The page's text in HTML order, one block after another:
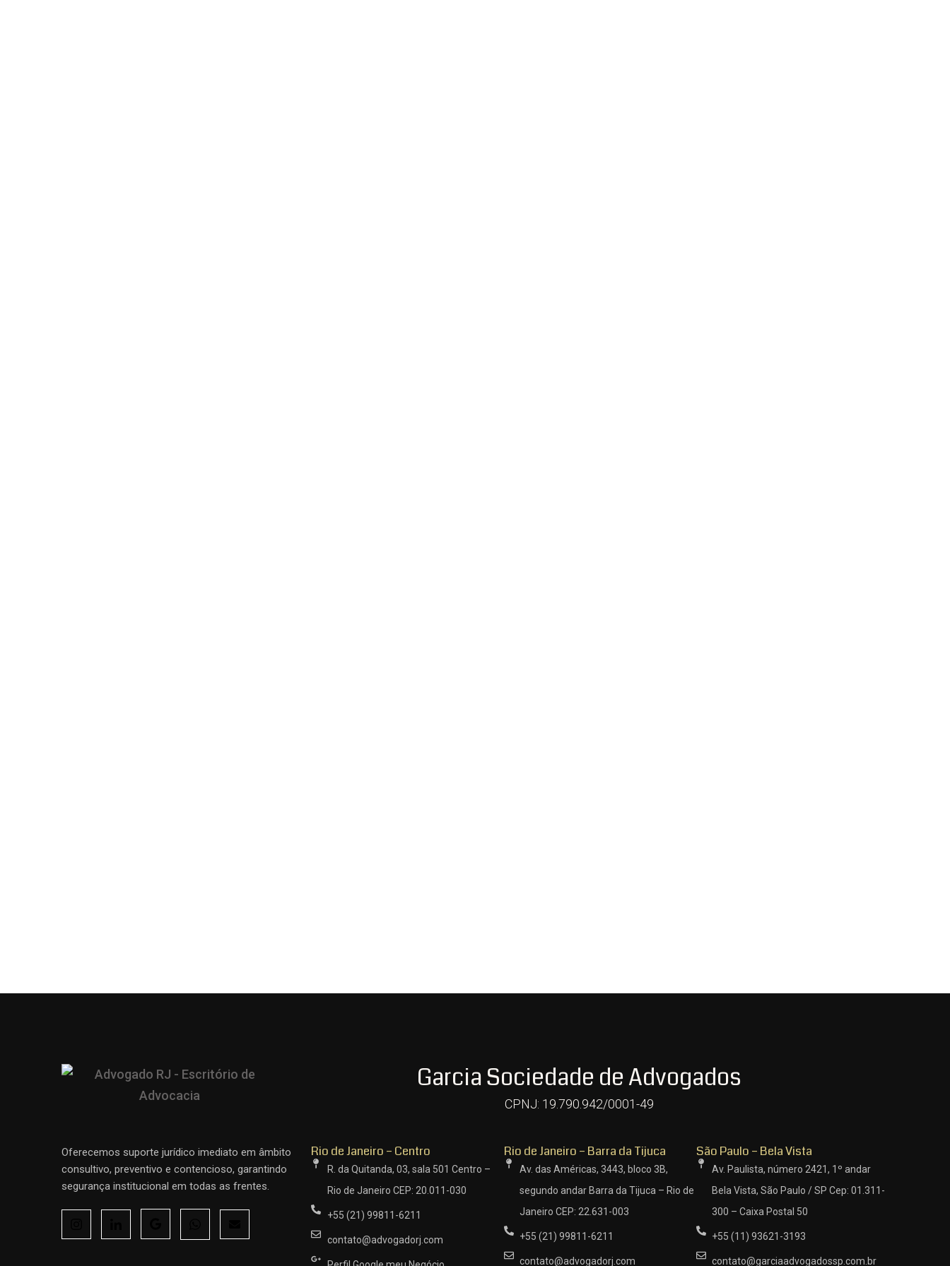
Garcia Sociedade de Advogados
CPNJ: 19.790.942/0001-49
Oferecemos suporte jurídico imediato em âmbito
consultivo, preventivo e contencioso, garantindo
segurança institucional em todas as frentes.
Rio de Janeiro – Centro
R. da Quitanda, 03, sala 501 Centro –
Rio de Janeiro CEP: 20.011-030
+55 (21) 99811-6211
contato@advogadorj.com
Rio de Janeiro – Barra da Tijuca
Av. das Américas, 3443, bloco 3B,
segundo andar Barra da Tijuca – Rio de
Janeiro CEP: 22.631-003
+55 (21) 99811-6211
contato@advogadorj.com
São Paulo – Bela Vista
Av. Paulista, número 2421, 1º andar
Bela Vista, São Paulo / SP Cep: 01.311-
300 – Caixa Postal 50
+55 (11) 93621-3193
contato@garciaadvogadossp.com.br